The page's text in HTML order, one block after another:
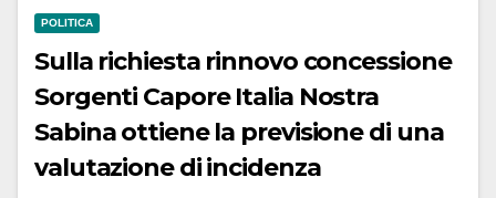
POLITICA
Sulla richiesta rinnovo concessione
Sorgenti Capore Italia Nostra
Sabina ottiene la previsione di una
valutazione di incidenza